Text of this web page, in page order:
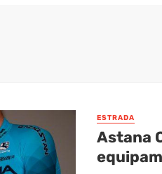
ESTRADA
Astana